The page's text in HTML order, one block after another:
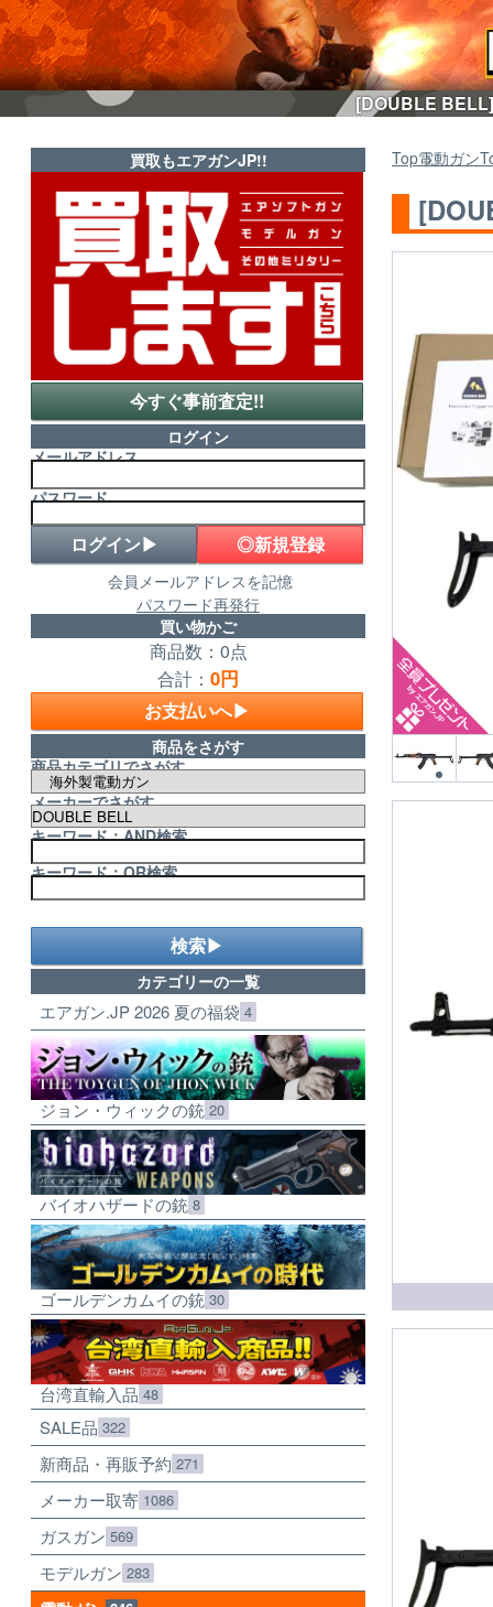
[DOUBLE
Top電動ガン
買取もエアガンJP!!
今すぐ事前査定!!
ログイン
メールアドレス
パスワード
◎新規登録
会員メールアドレスを記憶
パスワード再発行
買い物かご
商品数：0点
合計： 0円
お支払いへ▶
商品をさがす
商品カテゴリでさがす
メーカーでさがす
キーワード：AND検索
キーワード：OR検索
検索▶
カテゴリーの一覧
エアガン.JP 2026 夏の福袋 4
ジョン・ウィックの銃 20
バイオハザードの銃 8
ゴールデンカムイの銃 30
台湾直輸入品 48
SALE品 322
新商品・再販予約 271
メーカー取寄 1086
ガスガン 569
モデルガン 283